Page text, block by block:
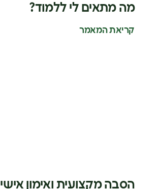
מה מתאים לי ללמוד?
קריאת המאמר
הסבה מקצועית ואימון אישי